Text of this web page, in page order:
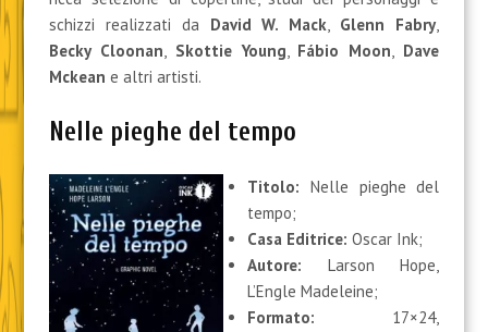
schizzi realizzati da David W. Mack, Glenn Fabry,
Becky Cloonan, Skottie Young, Fábio Moon, Dave
Mckean e altri artisti.
Nelle pieghe del tempo
Titolo: Nelle pieghe del
tempo;
Casa Editrice: Oscar Ink;
Autore: Larson Hope,
L’Engle Madeleine;
Formato: 17×24,